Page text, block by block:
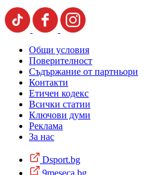
Общи условия
Поверителност
Съдържание от партньори
Контакти
Етичен кодекс
Всички статии
Ключови думи
Реклама
За нас
Dsport.bg